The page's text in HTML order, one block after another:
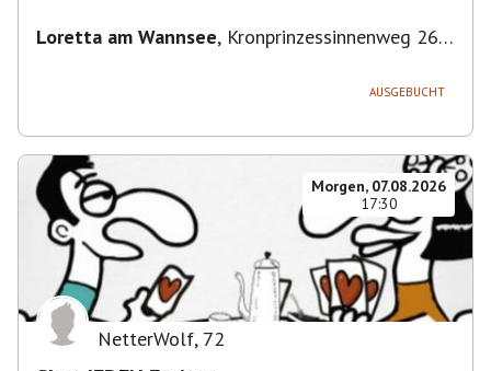
Loretta am Wannsee, Kronprinzessinnenweg 260,
AUSGEBUCHT
Morgen, 07.08.2026
17:30
NetterWolf, 72